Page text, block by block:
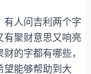
人问吉利两个字
有聚财意思又响亮
的字都有哪些，
望能够帮助到大